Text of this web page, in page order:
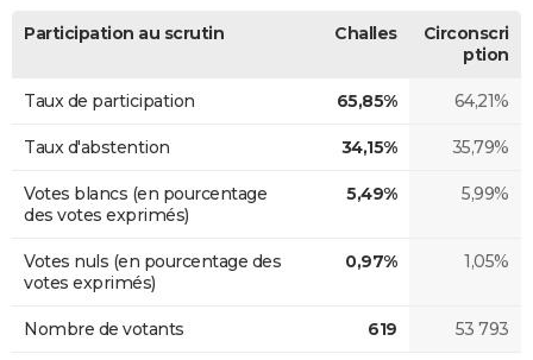
Participation au scrutin Challes
Circonscri
ption
Taux de participation 65,85% 64,21%
Taux d'abstention 34,15% 35,79%
Votes blancs (en pourcentage
des votes exprimés)
5,49% 5,99%
Votes nuls (en pourcentage des
votes exprimés)
0,97% 1,05%
Nombre de votants 619 53 793